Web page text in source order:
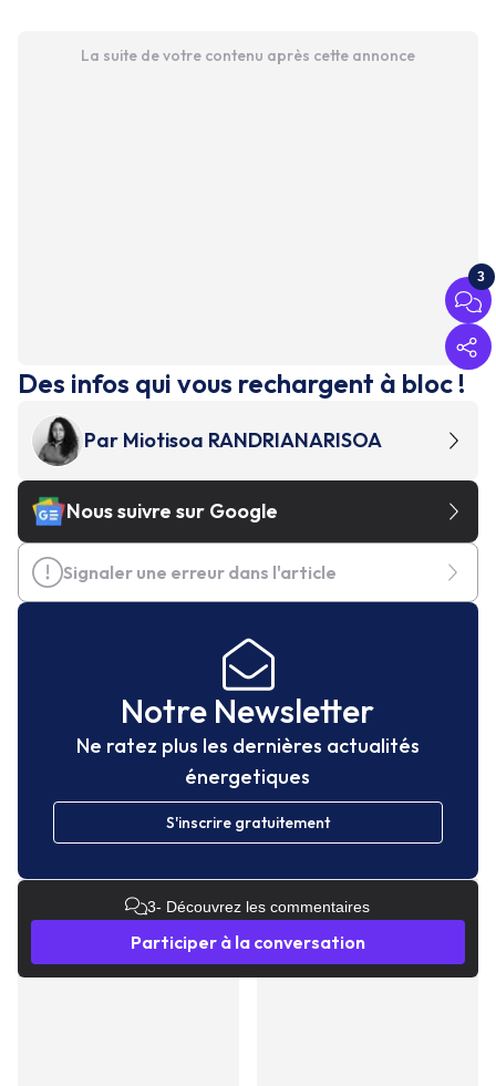
La suite de votre contenu après cette annonce
3
Des infos qui vous rechargent à bloc !
Par Miotisoa RANDRIANARISOA
Nous suivre sur Google
Signaler une erreur dans l'article
Notre Newsletter
Ne ratez plus les dernières actualités
énergetiques
S'inscrire gratuitement
3- Découvrez les commentaires
Participer à la conversation